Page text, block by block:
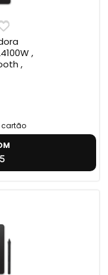
,
,
cartão